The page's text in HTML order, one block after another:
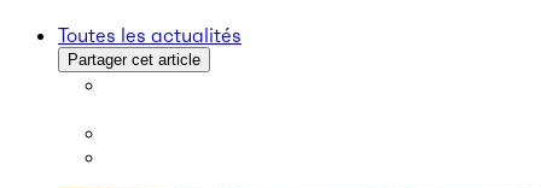
Toutes les actualités
Partager cet article